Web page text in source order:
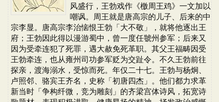
风盛行，王勃戏作《檄周王鸡》一文加以
嘲讽。周王就是唐高宗的儿子、后来的中
宗李显。唐高宗李治恼恨王勃「大不敬」，就将他逐出王
府；王勃因此得以漫游蜀中，曾一度任虢州参军；后来又
因为受牵连犯了死罪，遇大赦免死革职。其父王福畴因受
王勃牵连，也从雍州司功参军贬为交趾令。不久王勃前往
探亲，渡海溺水，受惊而死。年仅二十七。王勃与杨炯、
卢照邻、骆宾王齐名，史称「初唐四杰」。他们都力求革
新当时「争构纤微，竞为雕刻」的齐梁宫体诗风，拓宽诗